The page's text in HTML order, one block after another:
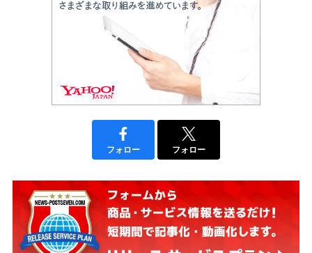
フォロー フォロー